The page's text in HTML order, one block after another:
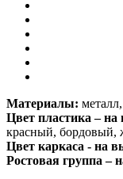
Материалы:
Цвет пластика – на
красный, бордовый,
Цвет каркаса - на
Ростовая группа –